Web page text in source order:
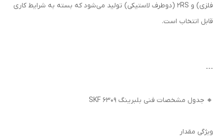
فلزی) و 2RS (دوطرف لاستیکی) تولید می‌شود که بسته به شرایط کاری
قابل انتخاب است.
---
🔸 جدول مشخصات فنی بلبرینگ 6309 SKF
ویژگی مقدار